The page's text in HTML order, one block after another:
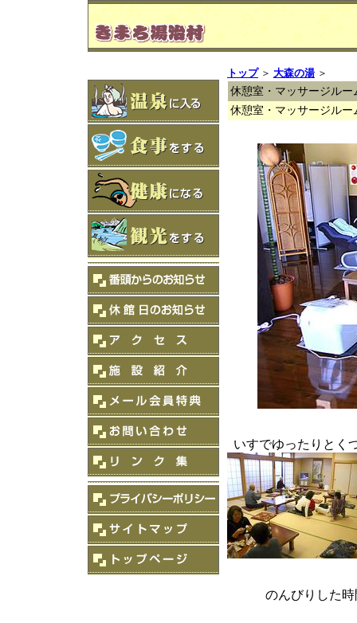
トップ ＞ 大森の湯 ＞
休憩室・マッサージルー
休憩室・マッサージルー
いすでゆったりとく
のんびりした時間